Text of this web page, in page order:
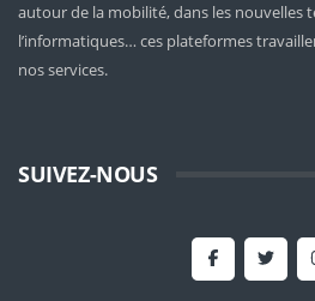
autour de la mobilité, dans les nouvelles
l’informatiques… ces plateformes
nos services.
SUIVEZ-NOUS